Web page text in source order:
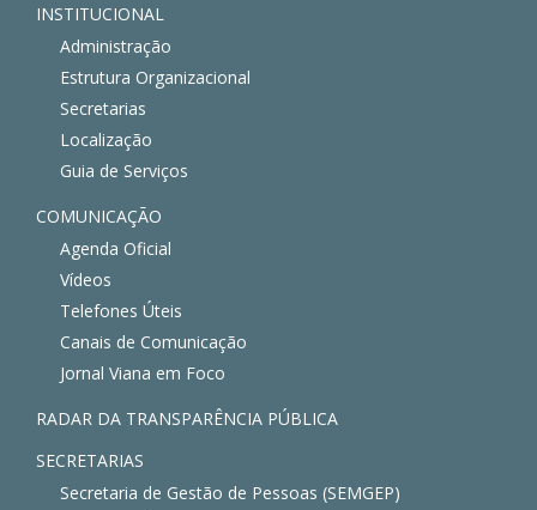
INSTITUCIONAL
Administração
Estrutura Organizacional
Secretarias
Localização
Guia de Serviços
COMUNICAÇÃO
Agenda Oficial
Vídeos
Telefones Úteis
Canais de Comunicação
Jornal Viana em Foco
RADAR DA TRANSPARÊNCIA PÚBLICA
SECRETARIAS
Secretaria de Gestão de Pessoas (SEMGEP)